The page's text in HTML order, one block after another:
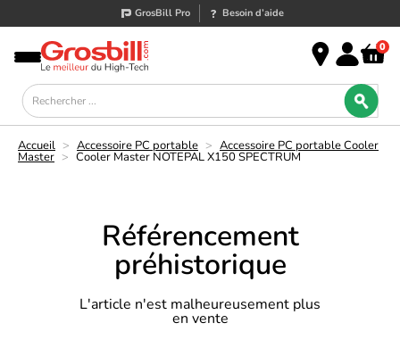
GrosBill Pro Besoin d’aide
0
Accueil > Accessoire PC portable > Accessoire PC portable Cooler
Master > Cooler Master NOTEPAL X150 SPECTRUM
Référencement
préhistorique
L'article n'est malheureusement plus
en vente